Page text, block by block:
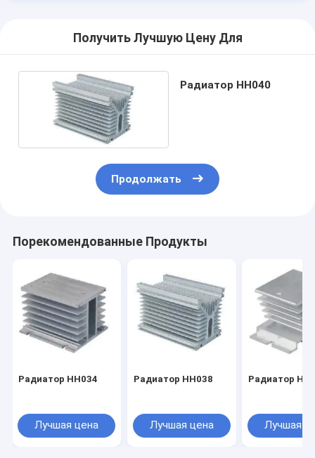
Получить Лучшую Цену Для
Радиатор HH040
Продолжать
Порекомендованные Продукты
Радиатор HH034
Лучшая цена
Радиатор HH038
Лучшая цена
Радиатор
Лучшая